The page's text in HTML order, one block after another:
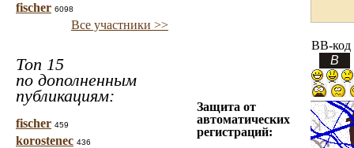
fischer 6098
Все участники >>
Топ 15
по дополненным
публикациям:
fischer 459
korostenec 436
BB-код
Защита от
автоматических
регистраций: